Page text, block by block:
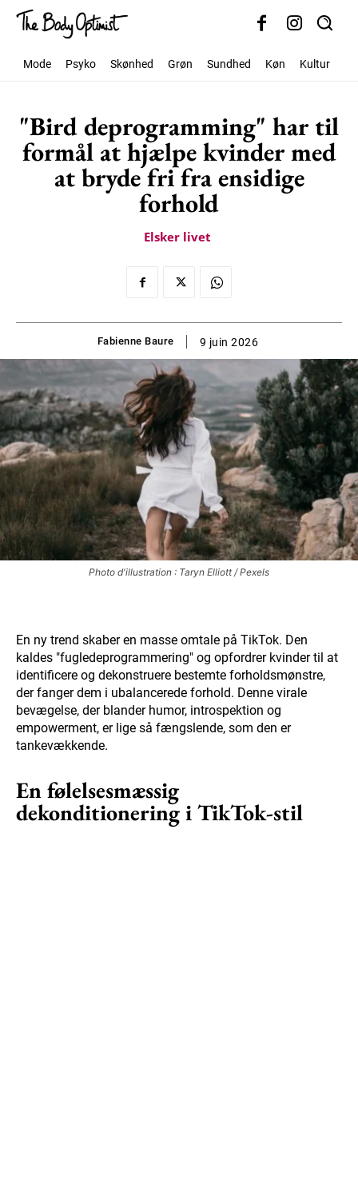
Mode Psyko Skønhed Grøn Sundhed Køn Kultur
"Bird deprogramming" har til
formål at hjælpe kvinder med
at bryde fri fra ensidige
forhold
Elsker livet
Fabienne Baure 9 juin 2026
Photo d'illustration : Taryn Elliott / Pexels
En ny trend skaber en masse omtale på TikTok. Den
kaldes "fugledeprogrammering" og opfordrer kvinder til at
identificere og dekonstruere bestemte forholdsmønstre,
der fanger dem i ubalancerede forhold. Denne virale
bevægelse, der blander humor, introspektion og
empowerment, er lige så fængslende, som den er
tankevækkende.
En følelsesmæssig
dekonditionering i TikTok-stil